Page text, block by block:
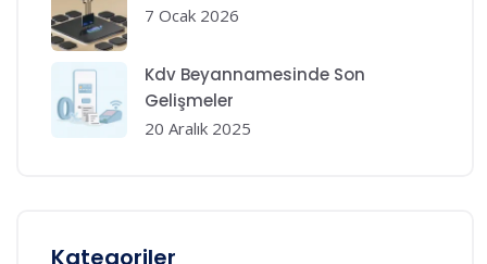
7 Ocak 2026
Kdv Beyannamesinde Son
Gelişmeler
20 Aralık 2025
Kategoriler